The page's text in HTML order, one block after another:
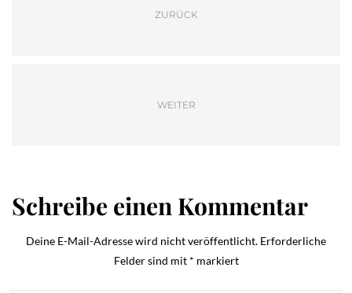
ZURÜCK
WEITER
Schreibe einen Kommentar
Deine E-Mail-Adresse wird nicht veröffentlicht. Erforderliche
Felder sind mit * markiert